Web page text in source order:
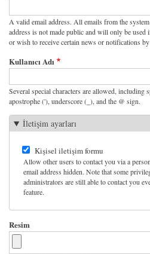
A valid email address. All emails from the
address is not made public and will only be
or wish to receive certain news or notifications
Kullanıcı Adı
Several special characters are allowed, including
apostrophe ('), underscore (_), and the @ sign.
İletişim ayarları
Kişisel iletişim formu
Allow other users to contact you via a
email address hidden. Note that some
administrators are still able to contact you
feature.
Resim